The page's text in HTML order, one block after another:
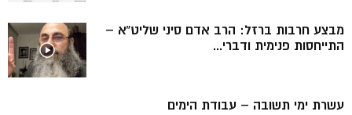
מבצע חרבות ברזל: הרב אדם סיני שליט”א –
התייחסות פנימית ודברי...
עשרת ימי תשובה – עבודת הימים